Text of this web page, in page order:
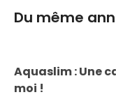
Du même
Aquaslim : Une
moi !